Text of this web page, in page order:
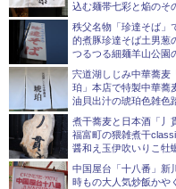
込む麺帯七彩と焔のそ
秩父名物「珍達そば」
的煮豚珍達そば土男葱
つるつる細麺羊山公園
宍道湖しじみ中華蕎麦
珀」本店で特製中華蕎
油貝出汁の琥珀色雑色
煮干蕎麦と日本酒「丿
福富町の猥雑煮干
醤和え玉伊吹いりこ牡
中国屋台「十八番」新
時もの大人気炒飯かや